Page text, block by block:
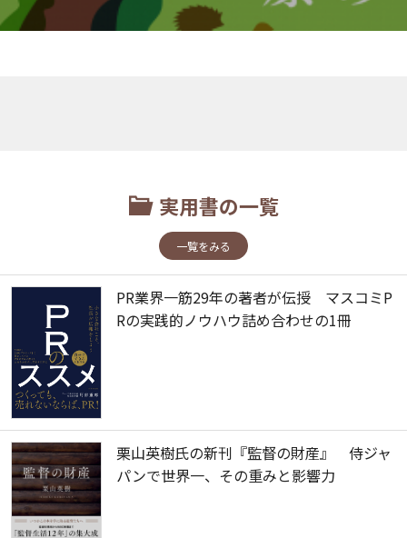
実用書の一覧
一覧をみる
PR業界一筋29年の著者が伝授 マスコミP
Rの実践的ノウハウ詰め合わせの1冊
栗山英樹氏の新刊『監督の財産』 侍ジャ
パンで世界一、その重みと影響力